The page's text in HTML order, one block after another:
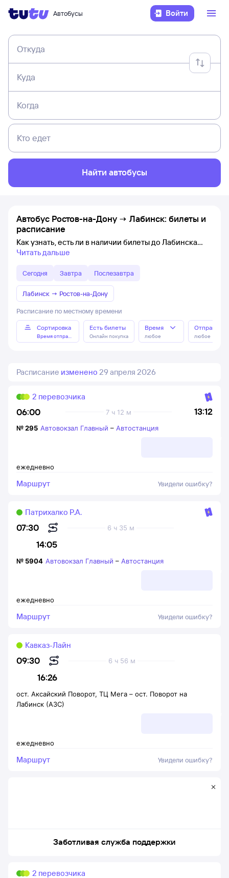
Автобусы Войти
Откуда
Куда
Когда
Кто едет
Найти автобусы
Автобус Ростов-на-Дону → Лабинск: билеты и
расписание
Как узнать, есть ли в наличии билеты до Лабинска
Читать дальше
Сегодня Завтра Послезавтра
Лабинск → Ростов-на-Дону
Расписание по местному времени
Сортировка
Время отправления
Есть билеты
Онлайн покупка
Время
любое любое
Расписание изменено 29 апреля 2026
06:00 13:12
7 ч 12 м
2 перевозчика
ежедневно
№295 Автовокзал Главный – Автостанция
Маршрут Увидели ошибку?
07:30
14:05
6 ч 35 м
Патрихалко Р.А.
ежедневно
№ 5904 Автовокзал Главный – Автостанция
Маршрут Увидели ошибку?
09:30
16:26
6 ч 56 м
Кавказ-Лайн
ежедневно
ост. Аксайский Поворот, ТЦ Мега – ост. Поворот на
Лабинск (АЗС)
Маршрут Увидели ошибку?
Заботливая служба поддержки
2 перевозчика